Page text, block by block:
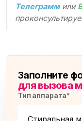
Телеграмм или
Заполните
для вызова
Тип аппарата*